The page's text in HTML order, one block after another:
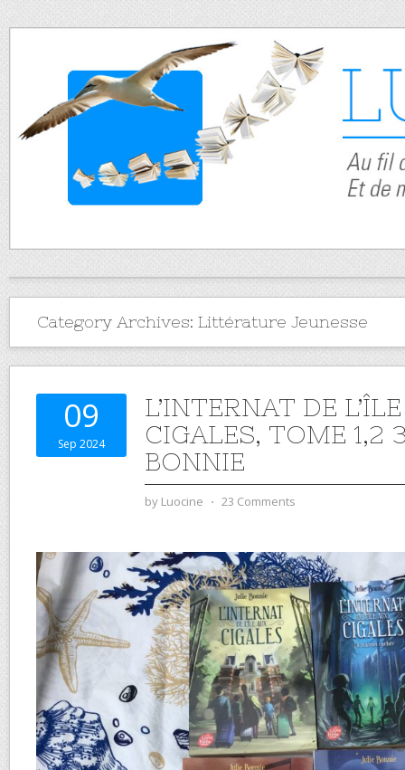
Category Archives: Littérature Jeunesse
09
Sep 2024
L’INTERNAT DE
CIGALES, TOME 1,2
BONNIE
by Luocine ⋅ 23 Comments